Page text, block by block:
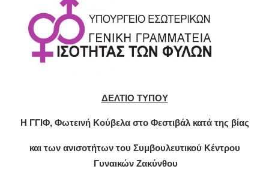
ΔΕΛΤΙΟ ΤΥΠΟΥ
Η ΓΓΙΦ, Φωτεινή Κούβελα στο Φεστιβάλ κατά της βίας
και των ανισοτήτων του Συμβουλευτικού Κέντρου
Γυναικών Ζακύνθου